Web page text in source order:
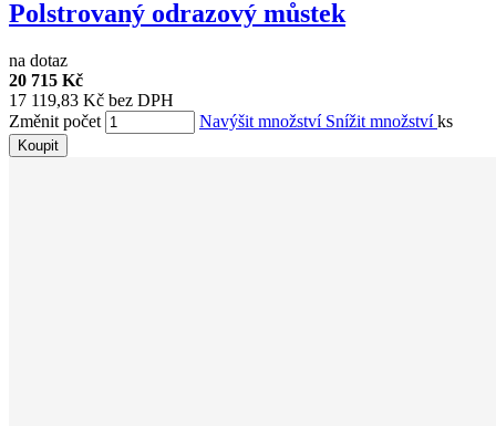
Polstrovaný odrazový můstek
na dotaz
20 715 Kč
17 119,83 Kč bez DPH
Změnit počet
Navýšit množství Snížit množstvíks
Koupit